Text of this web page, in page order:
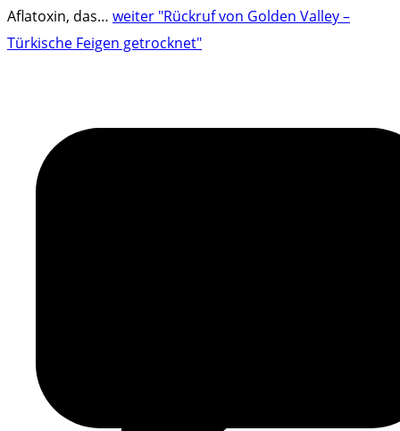
Aflatoxin, das… weiter "Rückruf von Golden Valley –
Türkische Feigen getrocknet"